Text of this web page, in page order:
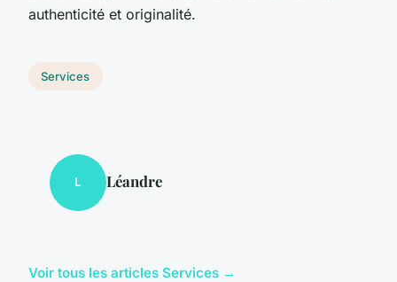
authenticité et originalité.
Services
L Léandre
Voir tous les articles Services →